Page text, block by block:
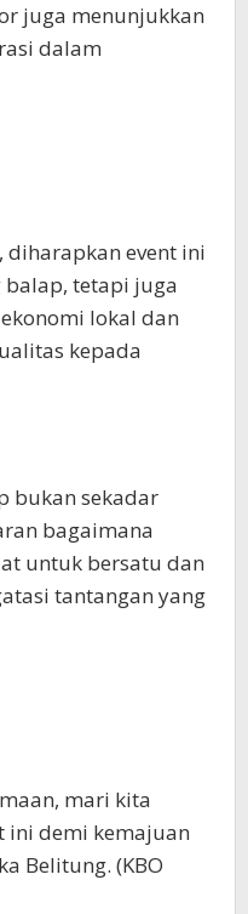
juga menunjukkan
dalam
diharapkan event ini
tetapi juga
lokal dan
kepada
bukan sekadar
bagaimana
untuk bersatu dan
tantangan yang
mari kita
ini demi kemajuan
Belitung. (KBO